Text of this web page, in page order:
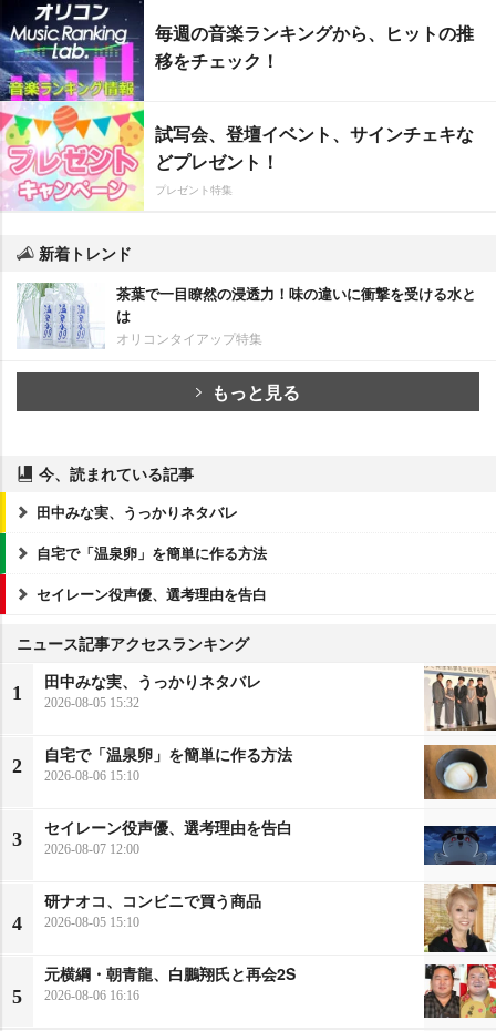
毎週の音楽ランキングから、ヒットの推
移をチェック！
試写会、登壇イベント、サインチェキな
どプレゼント！
プレゼント特集
新着トレンド
茶葉で一目瞭然の浸透力！味の違いに衝撃を受ける水と
は
オリコンタイアップ特集
もっと見る
今、読まれている記事
田中みな実、うっかりネタバレ
自宅で「温泉卵」を簡単に作る方法
セイレーン役声優、選考理由を告白
ニュース記事アクセスランキング
1
田中みな実、うっかりネタバレ
2026-08-05 15:32
2
自宅で「温泉卵」を簡単に作る方法
2026-08-06 15:10
3
セイレーン役声優、選考理由を告白
2026-08-07 12:00
4
研ナオコ、コンビニで買う商品
2026-08-05 15:10
5
元横綱・朝青龍、白鵬翔氏と再会2S
2026-08-06 16:16